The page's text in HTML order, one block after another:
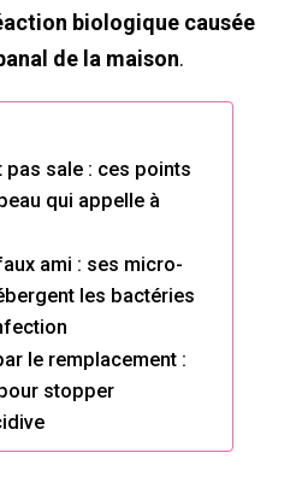
biologique causée
de la maison.
pas sale : ces points
qui appelle à
ami : ses micro-
les bactéries
le remplacement :
stopper